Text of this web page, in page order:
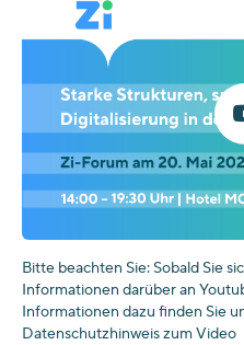
Bitte beachten Sie: Sobald Sie
Informationen darüber an
Informationen dazu finden Sie
Datenschutzhinweis zum Video